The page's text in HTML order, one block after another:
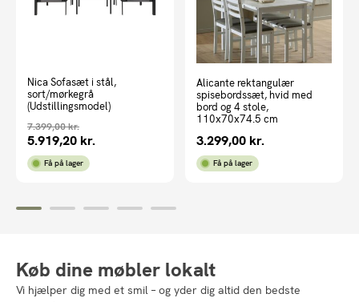
Nica Sofasæt i stål,
sort/mørkegrå
(Udstillingsmodel)
7.399,00kr.
5.919,20 kr.
Få på lager
Alicante rektangulær
spisebordssæt, hvid med
bord og 4 stole,
110x70x74.5 cm
3.299,00 kr.
Få på lager
Køb dine møbler lokalt
Vi hjælper dig med et smil – og yder dig altid den bedste